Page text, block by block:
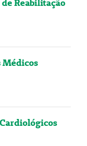
Reabilitação
Médicos